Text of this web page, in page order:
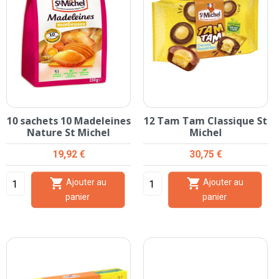
10 sachets 10 Madeleines
Nature St Michel
Prix
19,92 €

panier
12 Tam Tam Classique St
Michel
Prix
30,75 €

panier